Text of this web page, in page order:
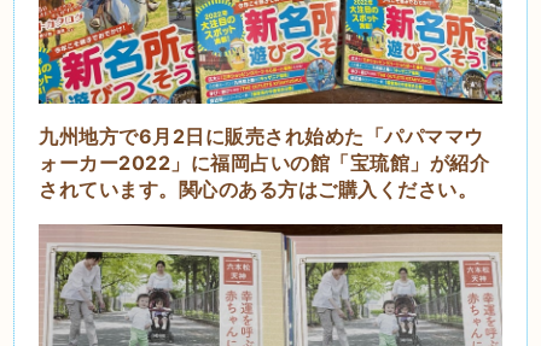
九州地方で6月2日に販売され始めた「パパママウ
ォーカー2022」に福岡占いの館「宝琉館」が紹介
されています。関心のある方はご購入ください。